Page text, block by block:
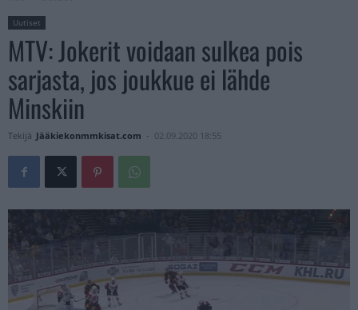
Uutiset
MTV: Jokerit voidaan sulkea pois
sarjasta, jos joukkue ei lähde
Minskiin
Tekijä Jääkiekonmmkisat.com - 02.09.2020 18:55